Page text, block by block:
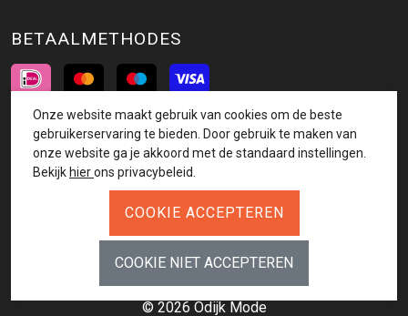
BETAALMETHODES
INSCHRIJVEN NIEUWSBRIEF
© 2026 Odijk Mode
Onze website maakt gebruik van cookies om de beste
gebruikerservaring te bieden. Door gebruik te maken van
onze website ga je akkoord met de standaard instellingen.
Bekijk hierons privacybeleid.